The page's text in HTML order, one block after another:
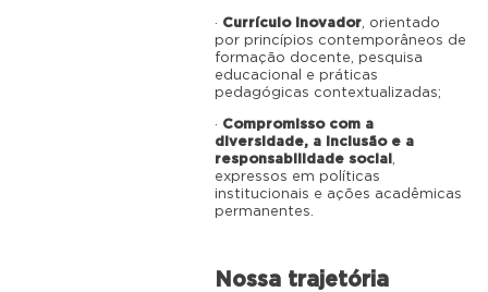
· Currículo inovador, orientado
por princípios contemporâneos de
formação docente, pesquisa
educacional e práticas
pedagógicas contextualizadas;
· Compromisso com a
diversidade, a inclusão e a
responsabilidade social ,
expressos em políticas
institucionais e ações acadêmicas
permanentes.
Nossa trajetória